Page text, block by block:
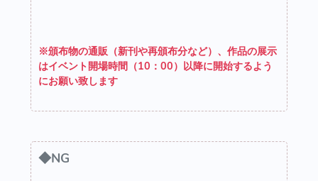
※頒布物の通販（新刊や再頒布分など）、作品の展示
はイベント開場時間（10：00）以降に開始するよう
にお願い致します
◆NG